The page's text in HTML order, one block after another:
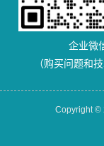
企业微
（购买问题和
Copyright ©